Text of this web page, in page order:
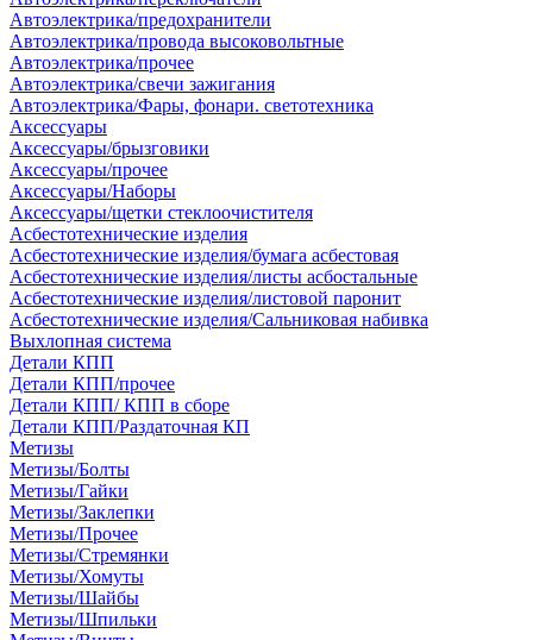
Автоэлектрика/предохранители
Автоэлектрика/провода высоковольтные
Автоэлектрика/прочее
Автоэлектрика/свечи зажигания
Автоэлектрика/Фары, фонари. светотехника
Аксессуары
Аксессуары/брызговики
Аксессуары/прочее
Аксессуары/Наборы
Аксессуары/щетки стеклоочистителя
Асбестотехнические изделия
Асбестотехнические изделия/бумага асбестовая
Асбестотехнические изделия/листы асбостальные
Асбестотехнические изделия/листовой паронит
Асбестотехнические изделия/Сальниковая набивка
Выхлопная система
Детали КПП
Детали КПП/прочее
Детали КПП/ КПП в сборе
Детали КПП/Раздаточная КП
Метизы
Метизы/Болты
Метизы/Гайки
Метизы/Заклепки
Метизы/Прочее
Метизы/Стремянки
Метизы/Хомуты
Метизы/Шайбы
Метизы/Шпильки